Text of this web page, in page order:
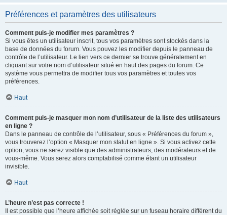
Préférences et paramètres des utilisateurs
Comment puis-je modifier mes paramètres ?
Si vous êtes un utilisateur inscrit, tous vos paramètres sont stockés dans la
base de données du forum. Vous pouvez les modifier depuis le panneau de
contrôle de l’utilisateur. Le lien vers ce dernier se trouve généralement en
cliquant sur votre nom d’utilisateur situé en haut des pages du forum. Ce
système vous permettra de modifier tous vos paramètres et toutes vos
préférences.
Haut
Comment puis-je masquer mon nom d’utilisateur de la liste des utilisateurs
en ligne ?
Dans le panneau de contrôle de l’utilisateur, sous « Préférences du forum »,
vous trouverez l’option « Masquer mon statut en ligne ». Si vous activez cette
option, vous ne serez visible que des administrateurs, des modérateurs et de
vous-même. Vous serez alors comptabilisé comme étant un utilisateur
invisible.
Haut
L’heure n’est pas correcte !
Il est possible que l’heure affichée soit réglée sur un fuseau horaire différent du